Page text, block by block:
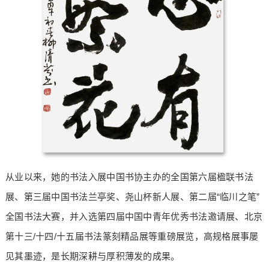
从业以来，她的书法入展中国书协主办的全国第六届楹联书法
展、第三届中国书法兰亭奖、尧山杯新人展、第二届“临川之笔”
全国书法大赛，并入选第四届中国中青年优秀书法邀请展、北京
第十三/十四/十五届书法篆刻精品展等重磅展览，高规格展事屡
见其墨迹，是长期深耕与厚积薄发的成果。